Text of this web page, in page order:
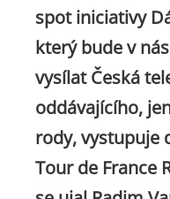
spot iniciativy
který bude v
vysílat Česká
oddávajícího,
rody, vystupuje
Tour de France